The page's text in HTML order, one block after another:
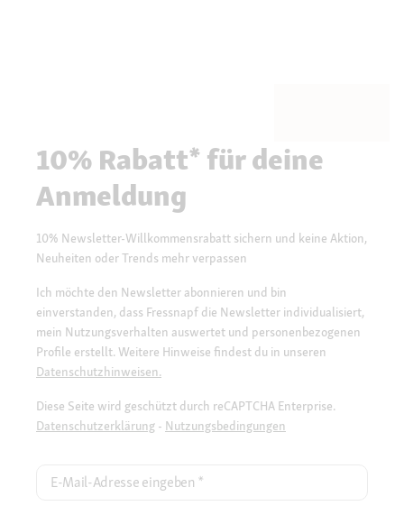
10% Rabatt* für deine
Anmeldung
10% Newsletter-Willkommensrabatt sichern und keine Aktion,
Neuheiten oder Trends mehr verpassen
Ich möchte den Newsletter abonnieren und bin
einverstanden, dass Fressnapf die Newsletter individualisiert,
mein Nutzungsverhalten auswertet und personenbezogenen
Profile erstellt. Weitere Hinweise findest du in unseren
Datenschutzhinweisen.
Diese Seite wird geschützt durch reCAPTCHA Enterprise.
Datenschutzerklärung - Nutzungsbedingungen
E-Mail-Adresse eingeben *